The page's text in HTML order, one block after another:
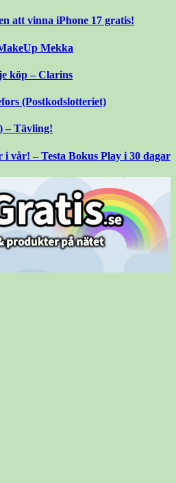
att vinna iPhone 17 gratis!
Mekka
köp – Clarins
(Postkodslotteriet)
– Tävling!
vår! – Testa Bokus Play i 30 dagar